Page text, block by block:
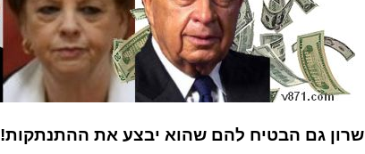
שרון גם הבטיח להם שהוא יבצע את ההתנתקות!